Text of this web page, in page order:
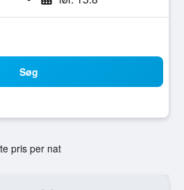
Søg
pris per nat